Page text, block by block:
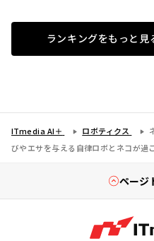
ランキングをもっと見
ITmedia AI＋ ロボティクス
びやエサを与える自律ロボとネコが
ページ